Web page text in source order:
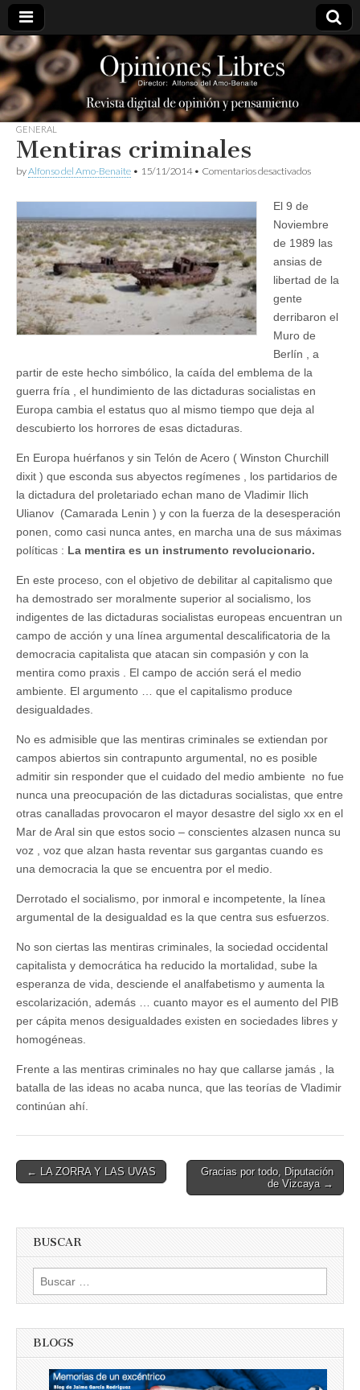
opinioneslibres
GENERAL
Mentiras criminales
byAlfonso del Amo-Benaite • 15/11/2014• Comentarios desactivadosen
El 9 de
Noviembre
de 1989 las
ansias de
libertad de la
gente
derribaron el
Muro de
Berlín , a
partir de este hecho simbólico, la caída del emblema de la
guerra fría , el hundimiento de las dictaduras socialistas en
Europa cambia el estatus quo al mismo tiempo que deja al
descubierto los horrores de esas dictaduras.
En Europa huérfanos y sin Telón de Acero ( Winston Churchill
dixit ) que esconda sus abyectos regímenes , los partidarios de
la dictadura del proletariado echan mano de Vladimir Ilich
Ulianov (Camarada Lenin ) y con la fuerza de la desesperación
ponen, como casi nunca antes, en marcha una de sus máximas
políticas : La mentira es un instrumento revolucionario.
En este proceso, con el objetivo de debilitar al capitalismo que
ha demostrado ser moralmente superior al socialismo, los
indigentes de las dictaduras socialistas europeas encuentran un
campo de acción y una línea argumental descalificatoria de la
democracia capitalista que atacan sin compasión y con la
mentira como praxis . El campo de acción será el medio
ambiente. El argumento … que el capitalismo produce
desigualdades.
No es admisible que las mentiras criminales se extiendan por
campos abiertos sin contrapunto argumental, no es posible
admitir sin responder que el cuidado del medio ambiente no fue
nunca una preocupación de las dictaduras socialistas, que entre
otras canalladas provocaron el mayor desastre del siglo xx en el
Mar de Aral sin que estos socio – conscientes alzasen nunca su
voz , voz que alzan hasta reventar sus gargantas cuando es
una democracia la que se encuentra por el medio.
Derrotado el socialismo, por inmoral e incompetente, la línea
argumental de la desigualdad es la que centra sus esfuerzos.
No son ciertas las mentiras criminales, la sociedad occidental
capitalista y democrática ha reducido la mortalidad, sube la
esperanza de vida, desciende el analfabetismo y aumenta la
escolarización, además … cuanto mayor es el aumento del PIB
per cápita menos desigualdades existen en sociedades libres y
homogéneas.
Frente a las mentiras criminales no hay que callarse jamás , la
batalla de las ideas no acaba nunca, que las teorías de Vladimir
continúan ahí.
Post← LA ZORRA Y LAS UVAS
Gracias por todo, Diputación
de Vizcaya →
BUSCAR
Buscar:
BLOGS